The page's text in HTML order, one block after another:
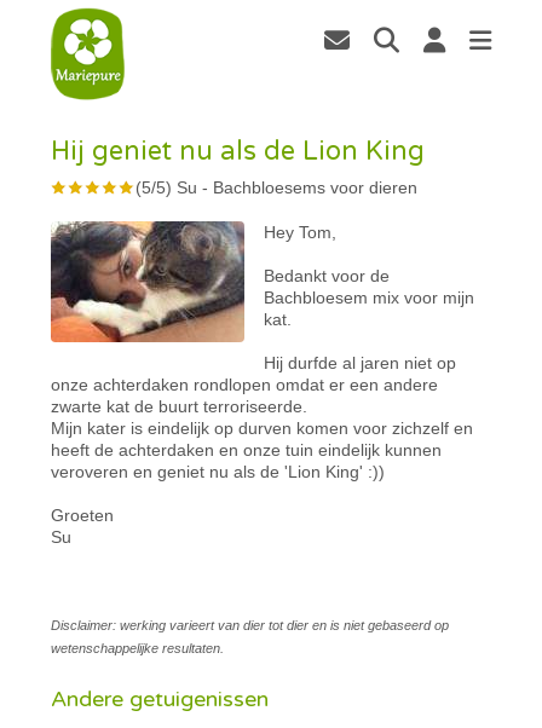
Hij geniet nu als de Lion King
(5/5) Su - Bachbloesems voor dieren
Hey Tom,
Bedankt voor de
Bachbloesem mix voor mijn
kat.
Hij durfde al jaren niet op
onze achterdaken rondlopen omdat er een andere
zwarte kat de buurt terroriseerde.
Mijn kater is eindelijk op durven komen voor zichzelf en
heeft de achterdaken en onze tuin eindelijk kunnen
veroveren en geniet nu als de 'Lion King' :))
Groeten
Su
Disclaimer: werking varieert van dier tot dier en is niet gebaseerd op
wetenschappelijke resultaten.
Andere getuigenissen